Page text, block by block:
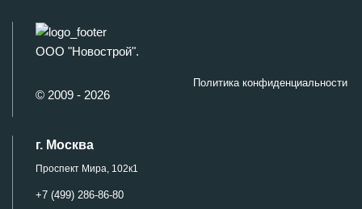
ООО "Новострой".
© 2009 - 2026
Политика конфиденциальности
г. Москва
Проспект Мира, 102к1
+7 (499) 286-86-80